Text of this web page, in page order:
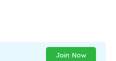
Join Now